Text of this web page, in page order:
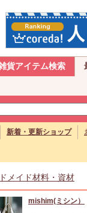
貨アイテム検索
新着・更新ショップ
メイド材料・資材
mishim(ミシン）